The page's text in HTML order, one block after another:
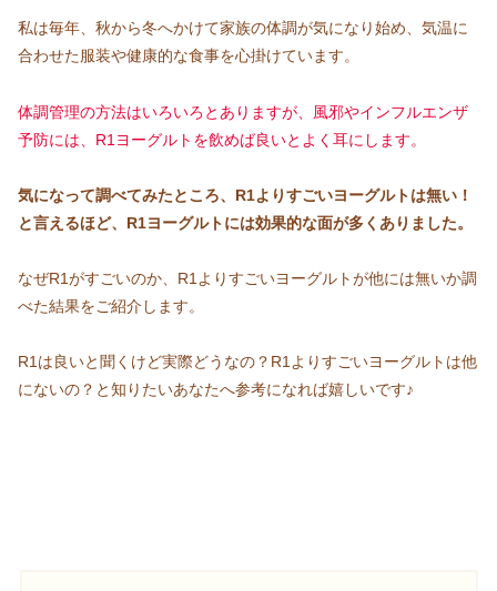
私は毎年、秋から冬へかけて家族の体調が気になり始め、気温に
合わせた服装や健康的な食事を心掛けています。
体調管理の方法はいろいろとありますが、風邪やインフルエンザ
予防には、R1ヨーグルトを飲めば良いとよく耳にします。
気になって調べてみたところ、R1よりすごいヨーグルトは無い！
と言えるほど、R1ヨーグルトには効果的な面が多くありました。
なぜR1がすごいのか、R1よりすごいヨーグルトが他には無いか調
べた結果をご紹介します。
R1は良いと聞くけど実際どうなの？R1よりすごいヨーグルトは他
にないの？と知りたいあなたへ参考になれば嬉しいです♪